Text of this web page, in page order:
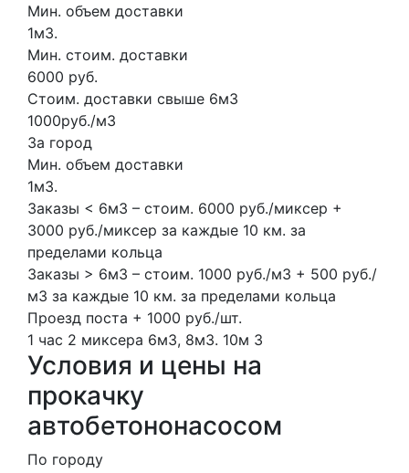
Мин. объем доставки
1м3.
Мин. стоим. доставки
6000 руб.
Стоим. доставки свыше 6м3
1000руб./м3
За город
Мин. объем доставки
1м3.
Заказы < 6м3 – стоим. 6000 руб./миксер +
3000 руб./миксер за каждые 10 км. за
пределами кольца
Заказы > 6м3 – стоим. 1000 руб./м3 + 500 руб./
м3 за каждые 10 км. за пределами кольца
Проезд поста + 1000 руб./шт.
1 час 2 миксера 6м3, 8м3. 10м 3
Условия и цены на
прокачку
автобетононасосом
По городу